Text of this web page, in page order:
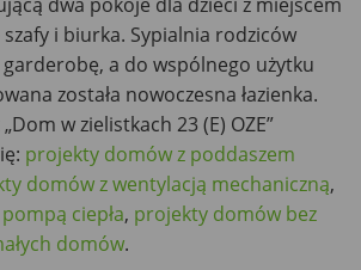
szafy i biurka. Sypialnia rodziców
a do wspólnego użytku
została nowoczesna łazienka.
w zielistkach 23 (E) OZE”
projekty domów z poddaszem
domów z wentylacją mechaniczną,
ciepła, projekty domów bez
domów.